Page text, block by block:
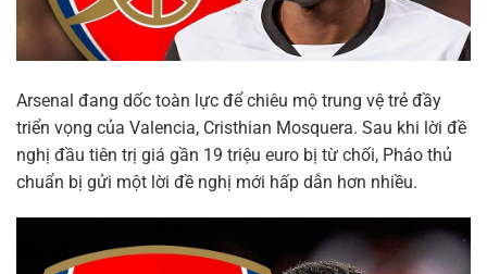
Arsenal đang dốc toàn lực để chiêu mộ trung vệ trẻ đầy
triển vọng của Valencia, Cristhian Mosquera. Sau khi lời đề
nghị đầu tiên trị giá gần 19 triệu euro bị từ chối, Pháo thủ
chuẩn bị gửi một lời đề nghị mới hấp dẫn hơn nhiều.